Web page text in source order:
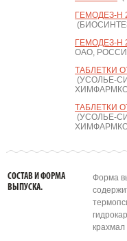
ГЕМОДЕЗ-Н
ГЕМОДЕЗ-Н
ОАО,
ТАБЛЕТКИ
(УСОЛЬЕ-
ТАБЛЕТКИ
(УСОЛЬЕ-
СОСТАВ И ФОРМА
ВЫПУСКА.
Форма